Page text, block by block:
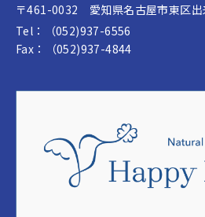
〒461-0032 愛知県名古屋市東区出
Tel：（052)937-6556
Fax：（052)937-4844